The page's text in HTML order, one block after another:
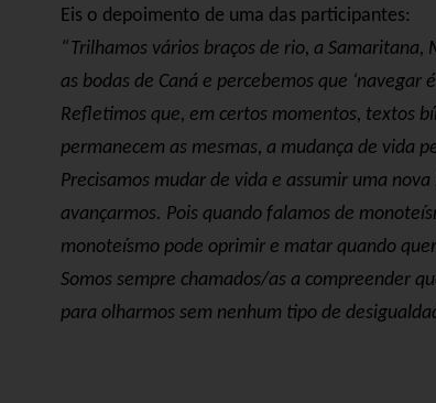
Eis o depoimento de uma das participantes:
“Trilhamos vários braços de rio, a
as bodas de Caná e percebemos que ‘navegar é
Refletimos que, em certos momentos, textos
permanecem as mesmas, a mudança de vida
Precisamos mudar de vida e assumir uma
avançarmos. Pois quando falamos de
monoteísmo pode oprimir e matar quando
Somos sempre chamados/as a compreender
para olharmos sem nenhum tipo de